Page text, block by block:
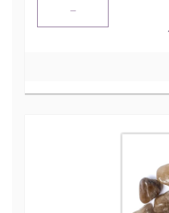
-